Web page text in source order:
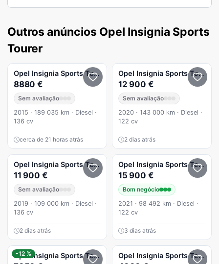
Outros anúncios Opel Insignia Sports
Tourer
Opel Insignia Sports Tourer 1.6 CDTi Cosmo S/S
8880 €
Sem avaliação
2015 · 189 035 km · Diesel ·
136 cv
cerca de 21 horas atrás
Opel Insignia Sports Tourer
12 900 €
Sem avaliação
2020 · 143 000 km · Diesel ·
122 cv
2 dias atrás
Opel Insignia Sports Tourer 1.6 CDTi Business Edition
11 900 €
Sem avaliação
2019 · 109 000 km · Diesel ·
136 cv
2 dias atrás
Opel Insignia Sports Tourer
15 900 €
Bom negócio
2021 · 98 492 km · Diesel ·
122 cv
3 dias atrás
-12 %
Opel Insignia Sports Tourer Opel Insignia Sports Tourer